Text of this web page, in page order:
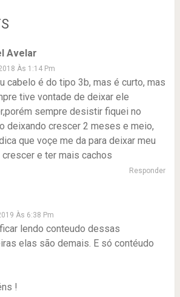
Avelar
Às 1:14 Pm
cabelo é do tipo 3b, mas é curto, mas
tive vontade de deixar ele
sempre desistir fiquei no
deixando crescer 2 meses e meio,
que voçe me da para deixar meu
e ter mais cachos
Responder
Às 6:38 Pm
lendo conteudo dessas
elas são demais. E só contéudo
!